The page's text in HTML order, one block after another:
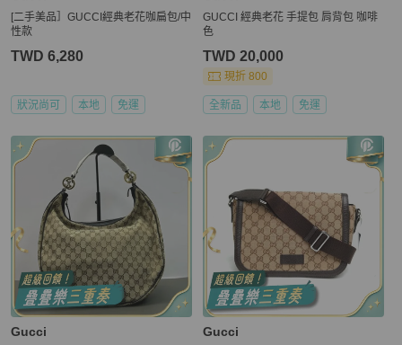
[二手美品］GUCCI經典老花咖扁包/中
性款
TWD 6,280
狀況尚可 本地 免運
GUCCI 經典老花 手提包 肩背包 咖啡
色
TWD 20,000
現折 800
全新品 本地 免運
Gucci Gucci